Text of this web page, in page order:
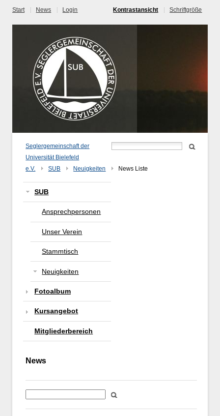
Start News Login Kontrastansicht Schriftgröße
Seglergemeinschaft der
Universität Bielefeld
e.V.
SUB Neuigkeiten News Liste
SUB
Ansprechpersonen
Unser Verein
Stammtisch
Neuigkeiten
Fotoalbum
Kursangebot
Mitgliederbereich
News